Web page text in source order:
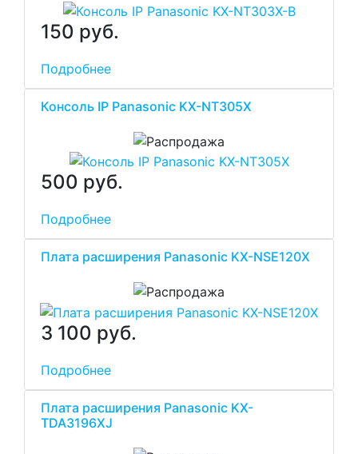
150 руб.
Подробнее
Консоль IP Panasonic KX-NT305X
500 руб.
Подробнее
Плата расширения Panasonic KX-NSE120X
3 100 руб.
Подробнее
Плата расширения Panasonic KX-
TDA3196XJ